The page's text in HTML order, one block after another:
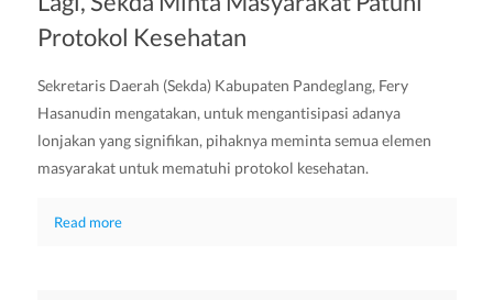
Protokol Kesehatan
Sekretaris Daerah (Sekda) Kabupaten Pandeglang, Fery
Hasanudin mengatakan, untuk mengantisipasi adanya
lonjakan yang signifikan, pihaknya meminta semua elemen
masyarakat untuk mematuhi protokol kesehatan.
Read more